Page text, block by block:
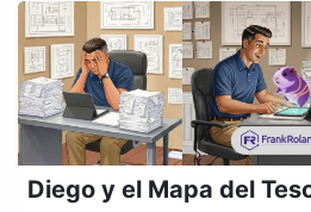
Diego y el Mapa del